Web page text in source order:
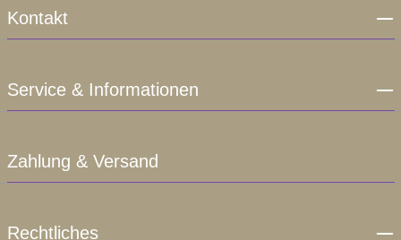
Kontakt
Service & Informationen
Zahlung & Versand
Rechtliches